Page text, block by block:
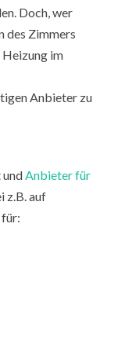
Doch, wer
des Zimmers
Heizung im
Anbieter zu
und Anbieter für
z.B. auf